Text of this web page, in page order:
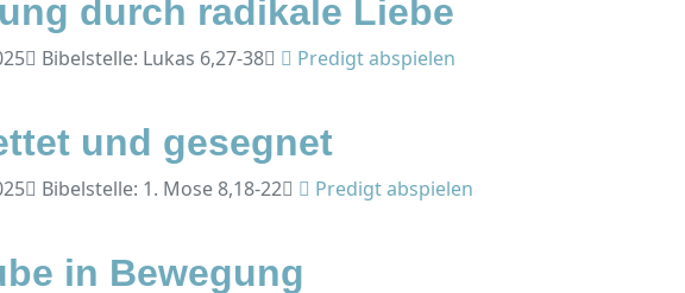
durch radikale Liebe
Bibelstelle: Lukas 6,27-38 Predigt abspielen
und gesegnet
Bibelstelle: 1. Mose 8,18-22 Predigt abspielen
in Bewegung